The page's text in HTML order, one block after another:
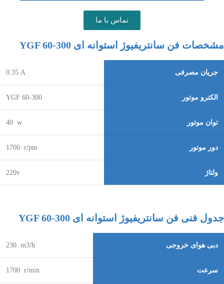
تماس با ما
مشخصات فن سانتریفیوژ استوانه ای YGF 60-300
0. 35 A جریان مصرفی
YGF 60-300 الکترو موتور
40 w توان موتور
1700 r/pm دور موتور
220v ولتاژ
جدول فنی فن سانتریفیوژ استوانه ای YGF 60-300
230 m3/h دبی هوای خروجی
1700 r/min سرعت